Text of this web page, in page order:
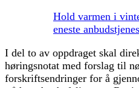
Hold varmen i
eneste
I del to av oppdraget skal
høringsnotat med forslag til
forskriftsendringer for å